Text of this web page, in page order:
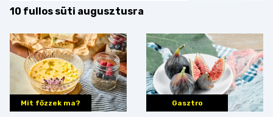
10 fullos süti augusztusra
Mit főzzek ma? Gasztro